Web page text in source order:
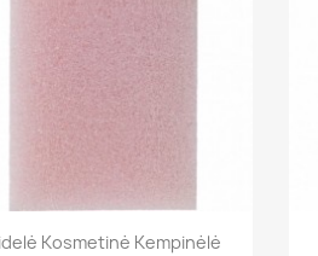
Greita peržiūra
Kosmetinė Kempinėlė